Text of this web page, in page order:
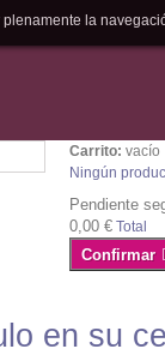
Carrito: vacío
Ningún
Pendiente
0,00 € Total
Confirmar
en su
la